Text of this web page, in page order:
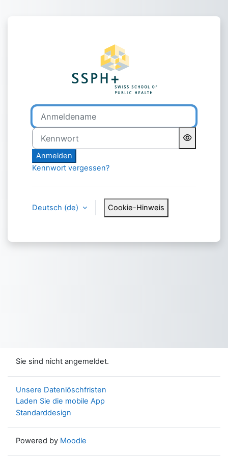
Anmelden bei
Anmeldename
Kennwort
Anmelden
Kennwort vergessen?
Deutsch ‎(de)‎ Cookie-Hinweis
Sie sind nicht angemeldet.
Unsere Datenlöschfristen
Laden Sie die mobile App
Standarddesign
Powered by Moodle